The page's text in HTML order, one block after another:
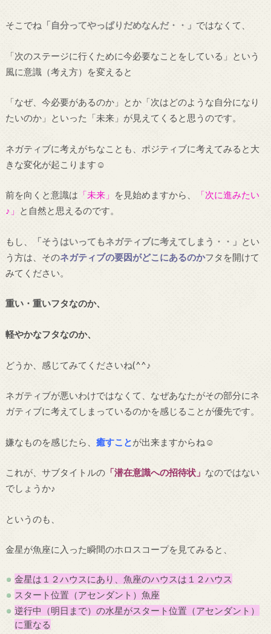
そこでね 「自分ってやっぱりだめなんだ・・」 ではなくて、
「次のステージに行くために今必要なことをしている」という
風に意識（考え方）を変えると
「なぜ、今必要があるのか」とか「次はどのような自分になり
たいのか」といった「未来」が見えてくると思うのです。
ネガティブに考えがちなことも、ポジティブに考えてみると大
きな変化が起こります☺
前を向くと意識は 「未来」 を見始めますから、
「次に進みたい
♪」
と自然と思えるのです。
もし、 「そうはいってもネガティブに考えてしまう・・」 とい
う方は、そのネガティブの要因がどこにあるのかフタを開けて
みてください。
重い・重いフタなのか、
軽やかなフタなのか、
どうか、感じてみてくださいね(^^♪
ネガティブが悪いわけではなくて、なぜあなたがその部分にネ
ガティブに考えてしまっているのかを感じることが優先です。
嫌なものを感じたら、 癒すことが出来ますからね☺
これが、サブタイトルの「潜在意識への招待状」 なのではない
でしょうか♪
というのも、
金星が魚座に入った瞬間のホロスコープを見てみると、
金星は１２ハウスにあり、魚座のハウスは１２ハウス
スタート位置（アセンダント）魚座
逆行中（明日まで）の水星がスタート位置（アセンダント）
に重なる